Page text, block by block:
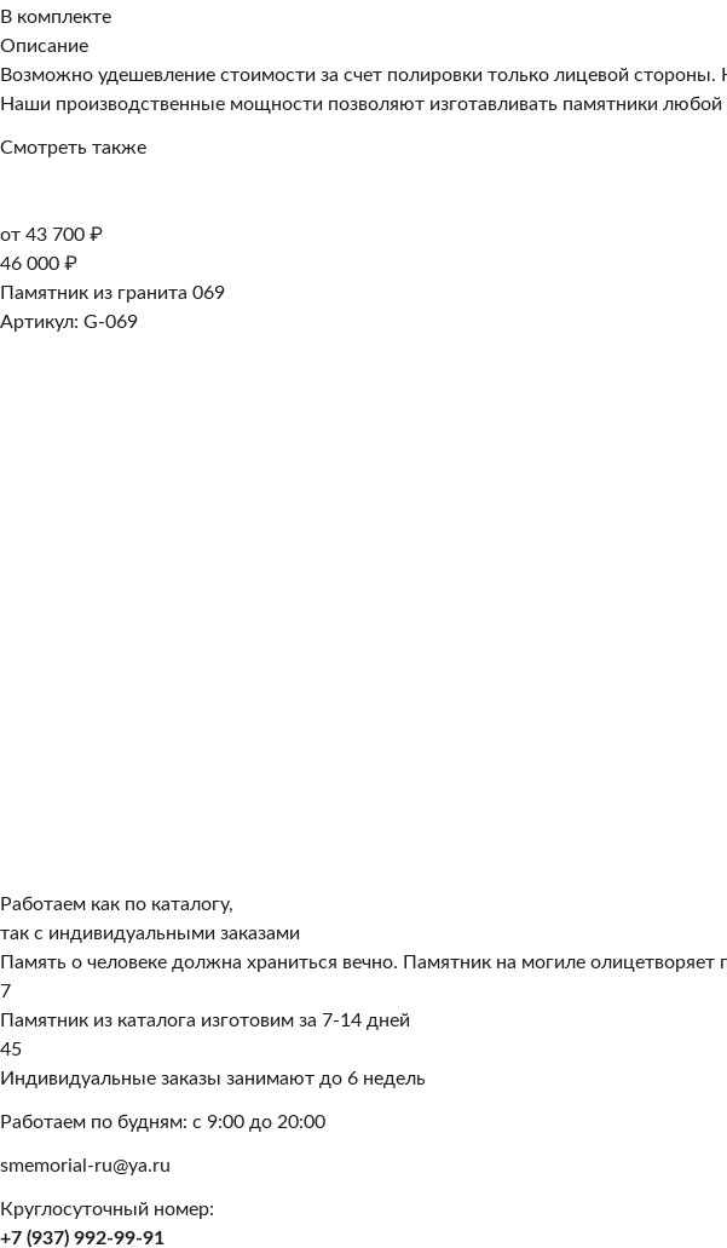
В комплекте
Описание
Возможно удешевление стоимости за счет полировки только лицевой
Наши производственные мощности позволяют изготавливать памятники
Смотреть также
от 43 700 ₽
46 000 ₽
Памятник из гранита 069
Артикул: G-069
Работаем как по каталогу,
так с индивидуальными заказами
Память о человеке должна храниться вечно. Памятник на могиле
7
Памятник из каталога изготовим за 7-14 дней
45
Индивидуальные заказы занимают до 6 недель
Работаем по будням: с 9:00 до 20:00
smemorial-ru@ya.ru
Круглосуточный номер:
+7 (937) 992-99-91